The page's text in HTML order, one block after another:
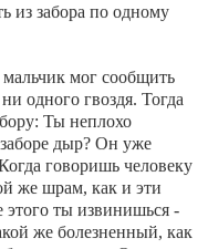
из забора по одному
мог сообщить
одного гвоздя. Тогда
Ты неплохо
дыр? Он уже
говоришь человеку
же шрам, как и эти
этого ты извинишься -
же болезненный, как